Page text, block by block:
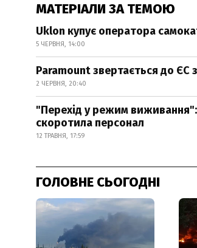
МАТЕРІАЛИ ЗА ТЕМОЮ
Uklon купує оператора
5 ЧЕРВНЯ, 14:00
Paramount звертається до ЄС
2 ЧЕРВНЯ, 20:40
"Перехід у режим
скоротила персонал
12 ТРАВНЯ, 17:59
ГОЛОВНЕ СЬОГОДНІ